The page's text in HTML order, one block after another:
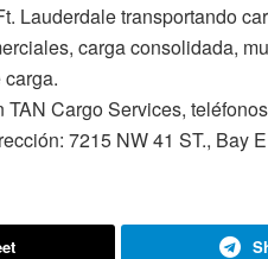
Lauderdale transportando
carga consolidada,
Cargo Services,
7215 NW 41 ST., Bay